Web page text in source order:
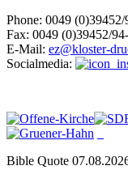
Phone: 0049 (0)39452/
Fax: 0049 (0)39452/
E-Mail: ez@kloster-
Socialmedia:
Bible Quote